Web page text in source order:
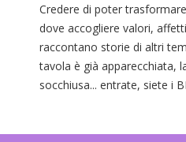
Credere di poter
dove accogliere valori,
raccontano storie di altri
tavola è già apparecchiata,
socchiusa... entrate, siete i